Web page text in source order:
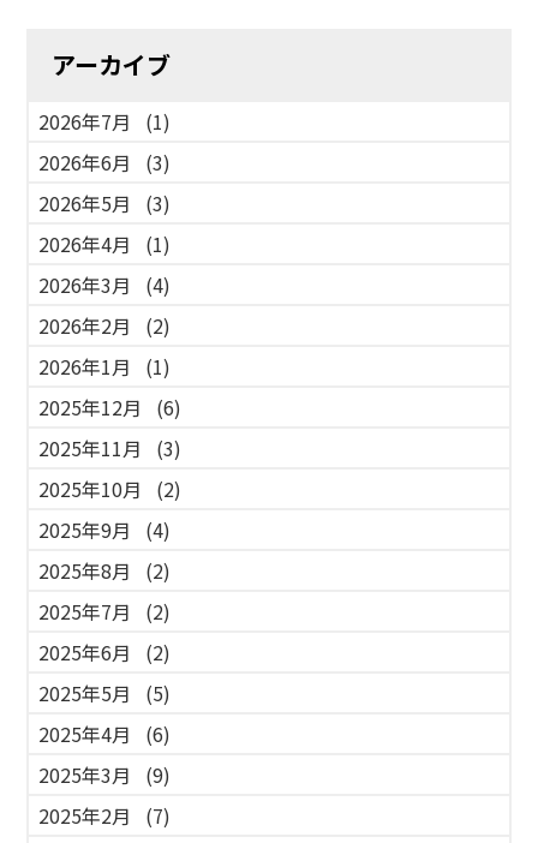
アーカイブ
2026年7月
(1)
2026年6月
(3)
2026年5月
(3)
2026年4月
(1)
2026年3月
(4)
2026年2月
(2)
2026年1月
(1)
2025年12月
(6)
2025年11月
(3)
2025年10月
(2)
2025年9月
(4)
2025年8月
(2)
2025年7月
(2)
2025年6月
(2)
2025年5月
(5)
2025年4月
(6)
2025年3月
(9)
2025年2月
(7)